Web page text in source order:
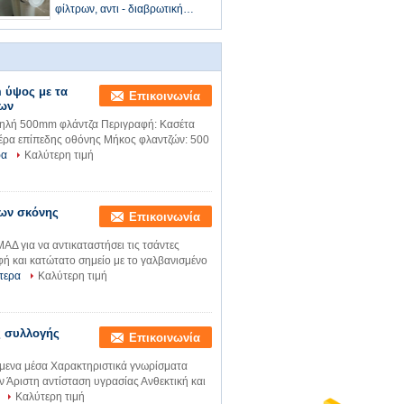
φίλτρων, αντι - διαβρωτική
σκόνης
ύψος με τα
Επικοινωνία
500mm φλάντζα Περιγραφή: Κασέτα
επίπεδης οθόνης Μήκος φλαντζών: 500
Καλύτερη τιμή
σκόνης Επικοινωνία
να αντικαταστήσει τις τσάντες
κατώτατο σημείο με το γαλβανισμένο
Καλύτερη τιμή
συλλογής Επικοινωνία
μέσα Χαρακτηριστικά γνωρίσματα
αντίσταση υγρασίας Ανθεκτική και
Καλύτερη τιμή